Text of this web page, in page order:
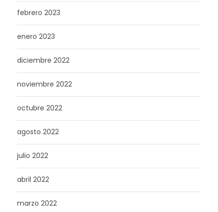
febrero 2023
enero 2023
diciembre 2022
noviembre 2022
octubre 2022
agosto 2022
julio 2022
abril 2022
marzo 2022